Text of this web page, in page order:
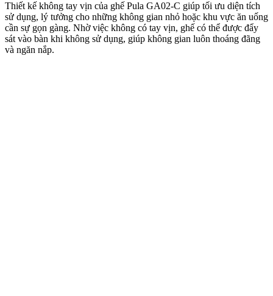
Thiết kế không tay vịn của ghế Pula GA02-C giúp tối ưu diện tích
sử dụng, lý tưởng cho những không gian nhỏ hoặc khu vực ăn uống
cần sự gọn gàng. Nhờ việc không có tay vịn, ghế có thể được đẩy
sát vào bàn khi không sử dụng, giúp không gian luôn thoáng đãng
và ngăn nắp.